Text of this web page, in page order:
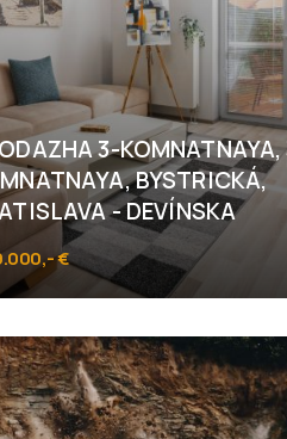
3-KOMNATNAYA,
BYSTRICKÁ,
- DEVÍNSKA
€